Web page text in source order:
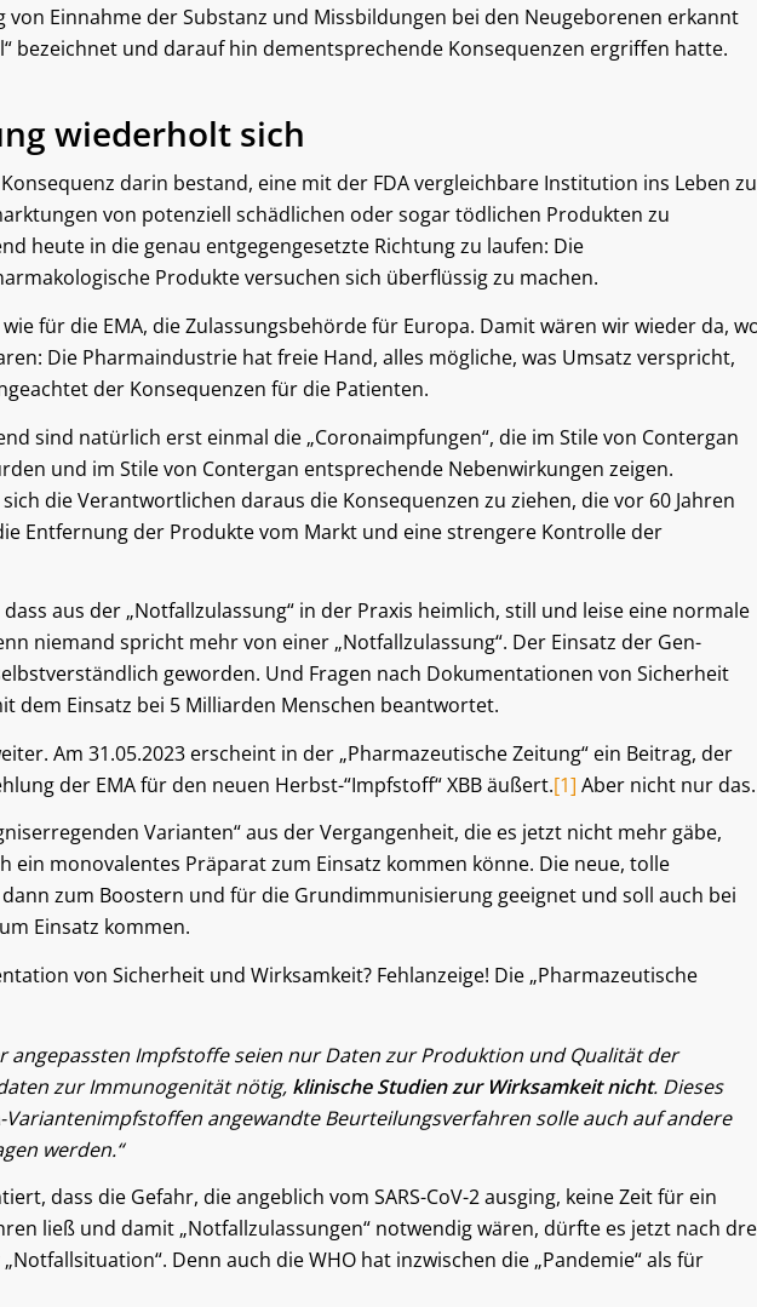
von Einnahme der Substanz und Missbildungen bei den Neugeborenen erkannt
bezeichnet und darauf hin dementsprechende Konsequenzen ergriffen hatte.
wiederholt sich
darin bestand, eine mit der FDA vergleichbare Institution ins Leben zu
von potenziell schädlichen oder sogar tödlichen Produkten zu
heute in die genau entgegengesetzte Richtung zu laufen: Die
Produkte versuchen sich überflüssig zu machen.
für die EMA, die Zulassungsbehörde für Europa. Damit wären wir wieder da,
Die Pharmaindustrie hat freie Hand, alles mögliche, was Umsatz verspricht,
der Konsequenzen für die Patienten.
sind natürlich erst einmal die „Coronaimpfungen“, die im Stile von Contergan
und im Stile von Contergan entsprechende Nebenwirkungen zeigen.
die Verantwortlichen daraus die Konsequenzen zu ziehen, die vor 60 Jahren
Entfernung der Produkte vom Markt und eine strengere Kontrolle der
aus der „Notfallzulassung“ in der Praxis heimlich, still und leise eine normale
niemand spricht mehr von einer „Notfallzulassung“. Der Einsatz der Gen-
geworden. Und Fragen nach Dokumentationen von Sicherheit
dem Einsatz bei 5 Milliarden Menschen beantwortet.
Am 31.05.2023 erscheint in der „Pharmazeutische Zeitung“ ein Beitrag, der
der EMA für den neuen Herbst-“Impfstoff“ XBB äußert.[1] Aber nicht nur das.
Varianten“ aus der Vergangenheit, die es jetzt nicht mehr gäbe,
ein monovalentes Präparat zum Einsatz kommen könne. Die neue, tolle
zum Boostern und für die Grundimmunisierung geeignet und soll auch bei
Einsatz kommen.
von Sicherheit und Wirksamkeit? Fehlanzeige! Die „Pharmazeutische
angepassten Impfstoffe seien nur Daten zur Produktion und Qualität der
zur Immunogenität nötig, klinische Studien zur Wirksamkeit nicht. Dieses
Variantenimpfstoffen angewandte Beurteilungsverfahren solle auch auf andere
werden.“
dass die Gefahr, die angeblich vom SARS-CoV-2 ausging, keine Zeit für ein
ließ und damit „Notfallzulassungen“ notwendig wären, dürfte es jetzt nach
Denn auch die WHO hat inzwischen die „Pandemie“ als für